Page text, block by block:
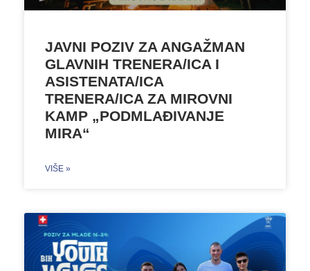
JAVNI POZIV ZA ANGAŽMAN
GLAVNIH TRENERA/ICA I
ASISTENATA/ICA
TRENERA/ICA ZA MIROVNI
KAMP „PODMLAĐIVANJE
MIRA“
VIŠE »